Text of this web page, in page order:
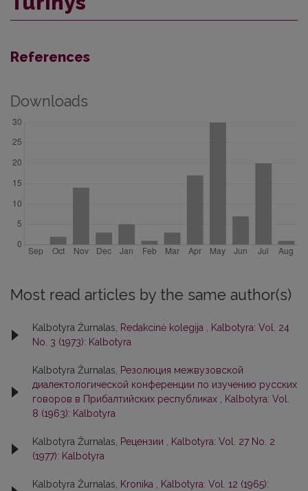
References
Downloads
Most read articles by the same author(s)
Kalbotyra Žurnalas, Redakcinė kolegija
Kalbotyra: Vol. 24
No. 3 (1973): Kalbotyra
Kalbotyra Žurnalas,
Резолюция межвузовской
диалектологической конференции по изучению русских
говоров в Прибалтийских республиках
Kalbotyra: Vol.
8 (1963): Kalbotyra
Kalbotyra Žurnalas, Рецензии
Kalbotyra: Vol. 27 No. 2
(1977): Kalbotyra
Kalbotyra Žurnalas, Kronika
Kalbotyra: Vol. 12 (1965):